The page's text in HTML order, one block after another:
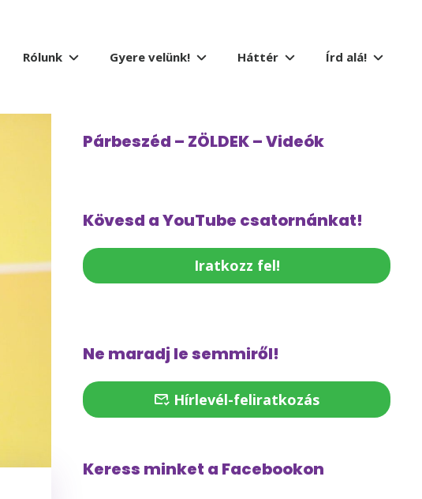
Rólunk Gyere velünk! Háttér Írd alá!
Párbeszéd – ZÖLDEK – Videók
Kövesd a YouTube csatornánkat!
Iratkozz fel!
Ne maradj le semmiről!
Hírlevél-feliratkozás
Keress minket a Facebookon